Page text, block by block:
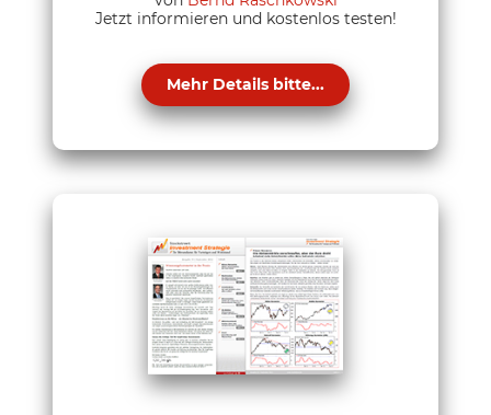
Jetzt informieren und kostenlos testen!
Mehr Details bitte...